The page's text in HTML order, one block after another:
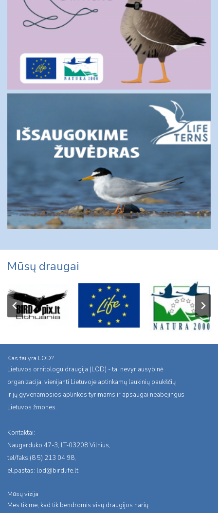
Mūsų draugai
Kas tai yra LOD?
Lietuvos ornitologu draugija (LOD) - tai nevyriausybinė
organizacija, vienijanti Lietuvoje aptinkamų laukinių paukščių
ir jų gyvenamosios aplinkos tyrimams ir apsaugai neabejingus
Lietuvos žmones.
Kontaktai:
Naugarduko 47-3, LT-03208 Vilnius,
tel/faks:(8 5) 213 04 98,
el.pastas: lod@birdlife.lt
Mūsų vizija
Mes tikime, kad tik bendromis visų draugijos narių